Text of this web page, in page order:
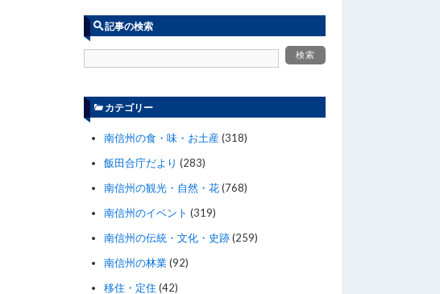
記事の検索
カテゴリー
南信州の食・味・お土産(318)
飯田合庁だより (283)
南信州の観光・自然・花(768)
南信州のイベント (319)
南信州の伝統・文化・史跡(259)
南信州の林業(92)
移住・定住 (42)